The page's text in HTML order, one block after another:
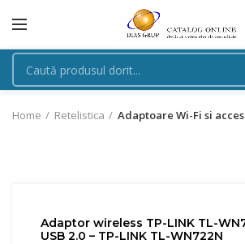
Home Retelistica Adaptoare Wi-Fi si
Adaptor wireless TP-LINK TL-
USB 2.0 – TP-LINK TL-WN722N